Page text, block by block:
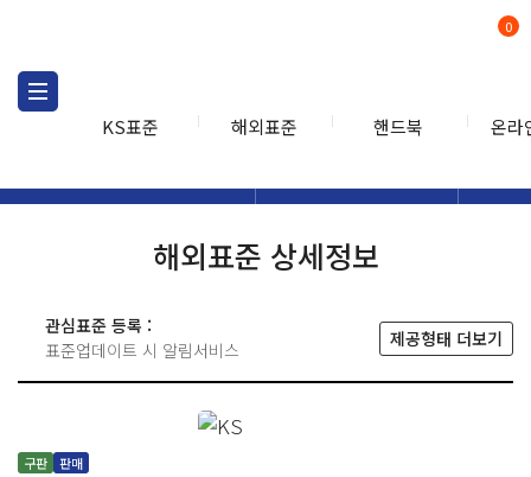
KS표준 해외표준 핸드북 온라
0
해외표준 상세정보
관심표준 등록 :
표준업데이트 시 알림서비스
제공형태 더보기
구판 판매